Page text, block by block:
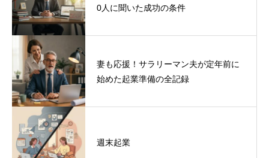
0人に聞いた成功の条件
妻も応援！サラリーマン夫が定年前に
始めた起業準備の全記録
週末起業